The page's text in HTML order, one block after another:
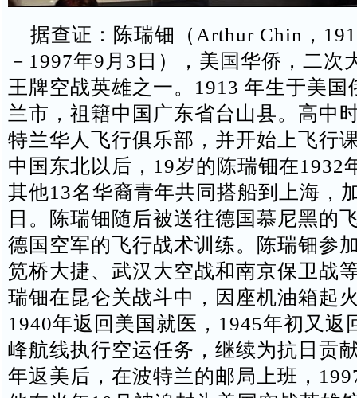
据查证：陈瑞钿（Arthur Chin，
－1997年9月3日），美国华侨，二次
王牌空战英雄之一。1913 年生于美国
兰市，祖籍中国广东省台山县。高中
特兰华人飞行俱乐部，并开始上飞行
中国东北以后，19岁的陈瑞钿在1932
其他13名华裔青年共同搭船到上海，
日。陈瑞钿随后被送往德国慕尼黑的
德国空军的飞行战术训练。陈瑞钿参
笕桥大捷、武汉大空战和南京保卫战
瑞钿在昆仑关战斗中，因座机油箱起
1940年返回美国就医，1945年初又返
峰航线执行空运任务，继续为抗日贡
年返美后，在波特兰的邮局上班，